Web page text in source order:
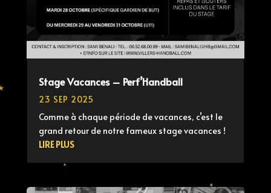
Stage Vacances – Perf’Handball
23 SEP 2025
Comme à chaque période de vacances, c’est le
grand retour de notre fameux stage vacances !
LIRE PLUS